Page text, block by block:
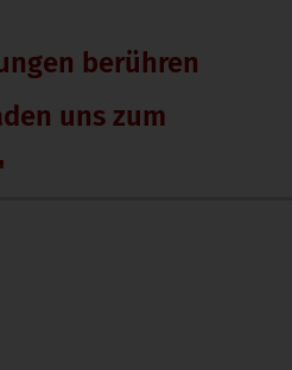
berühren
uns zum